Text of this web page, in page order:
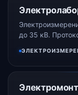
до 35 кВ.